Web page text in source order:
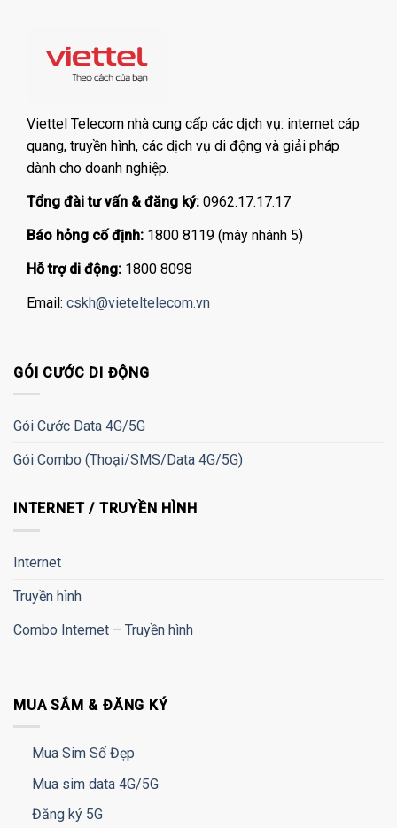
Viettel Telecom nhà cung cấp các dịch vụ: internet cáp
quang, truyền hình, các dịch vụ di động và giải pháp
dành cho doanh nghiệp.
Tổng đài tư vấn & đăng ký: 0962.17.17.17
Báo hỏng cố định: 1800 8119 (máy nhánh 5)
Hỗ trợ di động: 1800 8098
Email: cskh@vieteltelecom.vn
GÓI CƯỚC DI ĐỘNG
Gói Cước Data 4G/5G
Gói Combo (Thoại/SMS/Data 4G/5G)
INTERNET / TRUYỀN HÌNH
Internet
Truyền hình
Combo Internet – Truyền hình
MUA SẮM & ĐĂNG KÝ
Mua Sim Số Đẹp
Mua sim data 4G/5G
Đăng ký 5G